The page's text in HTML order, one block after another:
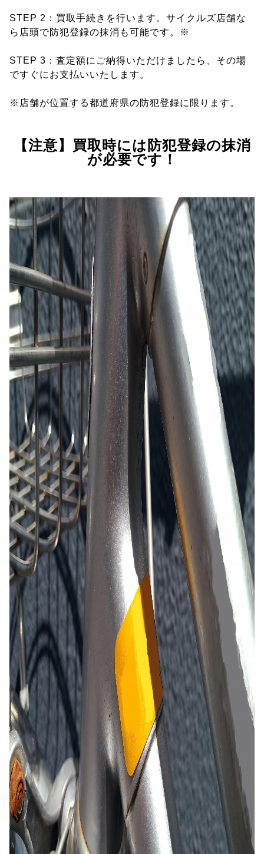
STEP 2：買取手続きを行います。サイクルズ店舗な
ら店頭で防犯登録の抹消も可能です。※
STEP 3：査定額にご納得いただけましたら、その場
ですぐにお支払いいたします。
※店舗が位置する都道府県の防犯登録に限ります。
【注意】買取時には防犯登録の抹消
が必要です！